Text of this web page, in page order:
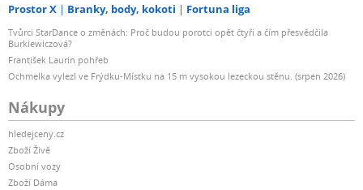
Prostor X Branky, body, kokoti Fortuna liga
Tvůrci StarDance o změnách: Proč budou porotci opět čtyři a čím přesvědčila
Burkiewiczová?
František Laurin pohřeb
Ochmelka vylezl ve Frýdku-Místku na 15 m vysokou lezeckou stěnu. (srpen 2026)
Nákupy
hledejceny.cz
Zboží Živě
Osobní vozy
Zboží Dáma